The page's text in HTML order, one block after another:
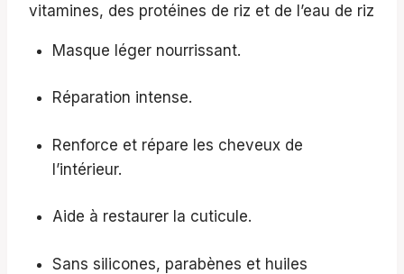
vitamines, des protéines de riz et de l’eau de riz
Masque léger nourrissant.
Réparation intense.
Renforce et répare les cheveux de
l’intérieur.
Aide à restaurer la cuticule.
Sans silicones, parabènes et huiles